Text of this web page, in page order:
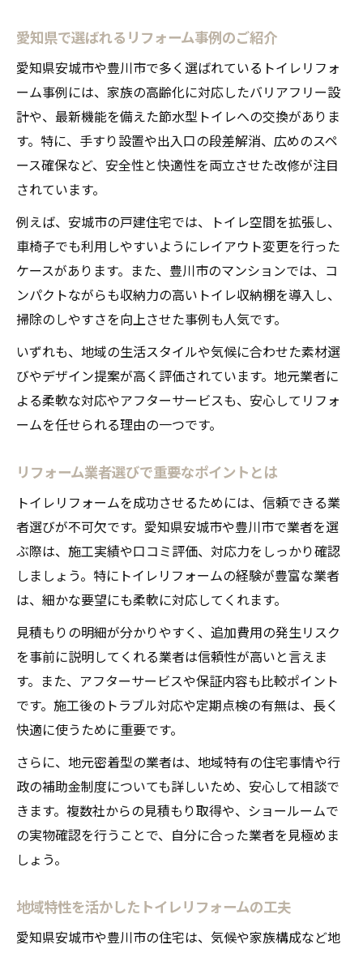
家族構成に合ったリフォームの進め方
子供や高齢者に優しいトイレリフォーム
リフォームで家族の負担を減らす工夫
家族みんなが満足するリフォーム計画
リフォーム業者との打ち合わせの注意点
豊川市安城市でのリフォーム補助金活用法
補助金対象となるトイレリフォーム例
リフォーム費用を抑える補助金の使い方
最新の補助金情報と注意すべき点
補助金申請で失敗しないリフォーム計画
愛知県で選ばれるリフォーム事例のご紹介
愛知県安城市や豊川市で多く選ばれているトイレリフォ
ーム事例には、家族の高齢化に対応したバリアフリー設
計や、最新機能を備えた節水型トイレへの交換がありま
す。特に、手すり設置や出入口の段差解消、広めのスペ
ース確保など、安全性と快適性を両立させた改修が注目
されています。
例えば、安城市の戸建住宅では、トイレ空間を拡張し、
車椅子でも利用しやすいようにレイアウト変更を行った
ケースがあります。また、豊川市のマンションでは、コ
ンパクトながらも収納力の高いトイレ収納棚を導入し、
掃除のしやすさを向上させた事例も人気です。
いずれも、地域の生活スタイルや気候に合わせた素材選
びやデザイン提案が高く評価されています。地元業者に
よる柔軟な対応やアフターサービスも、安心してリフォ
ームを任せられる理由の一つです。
リフォーム業者選びで重要なポイントとは
トイレリフォームを成功させるためには、信頼できる業
者選びが不可欠です。愛知県安城市や豊川市で業者を選
ぶ際は、施工実績や口コミ評価、対応力をしっかり確認
しましょう。特にトイレリフォームの経験が豊富な業者
は、細かな要望にも柔軟に対応してくれます。
見積もりの明細が分かりやすく、追加費用の発生リスク
を事前に説明してくれる業者は信頼性が高いと言えま
す。また、アフターサービスや保証内容も比較ポイント
です。施工後のトラブル対応や定期点検の有無は、長く
快適に使うために重要です。
さらに、地元密着型の業者は、地域特有の住宅事情や行
政の補助金制度についても詳しいため、安心して相談で
きます。複数社からの見積もり取得や、ショールームで
の実物確認を行うことで、自分に合った業者を見極めま
しょう。
地域特性を活かしたトイレリフォームの工夫
愛知県安城市や豊川市の住宅は、気候や家族構成など地